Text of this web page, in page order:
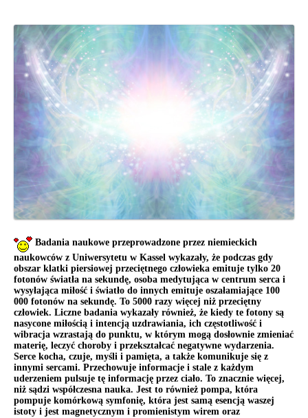
Badania naukowe przeprowadzone przez niemieckich
naukowców z Uniwersytetu w Kassel wykazały, że podczas gdy
obszar klatki piersiowej przeciętnego człowieka emituje tylko 20
fotonów światła na sekundę, osoba medytująca w centrum serca i
wysyłająca miłość i światło do innych emituje oszałamiające 100
000 fotonów na sekundę. To 5000 razy więcej niż przeciętny
człowiek. Liczne badania wykazały również, że kiedy te fotony są
nasycone miłością i intencją uzdrawiania, ich częstotliwość i
wibracja wzrastają do punktu, w którym mogą dosłownie zmieniać
materię, leczyć choroby i przekształcać negatywne wydarzenia.
Serce kocha, czuje, myśli i pamięta, a także komunikuje się z
innymi sercami. Przechowuje informacje i stale z każdym
uderzeniem pulsuje tę informację przez ciało. To znacznie więcej,
niż sądzi współczesna nauka. Jest to również pompa, która
pompuje komórkową symfonię, która jest samą esencją waszej
istoty i jest magnetycznym i promienistym wirem oraz